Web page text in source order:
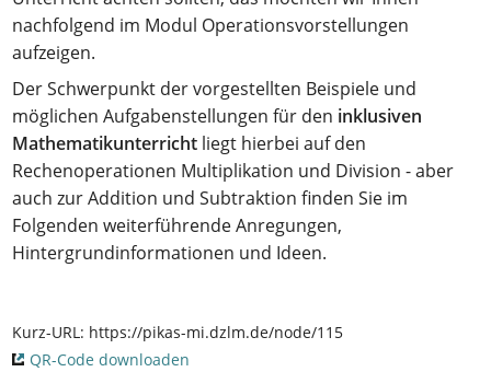
nachfolgend im Modul Operationsvorstellungen
aufzeigen.
Der Schwerpunkt der vorgestellten Beispiele und
möglichen Aufgabenstellungen für den inklusiven
Mathematikunterricht liegt hierbei auf den
Rechenoperationen Multiplikation und Division - aber
auch zur Addition und Subtraktion finden Sie im
Folgenden weiterführende Anregungen,
Hintergrundinformationen und Ideen.
Kurz-URL: https://pikas-mi.dzlm.de/node/115
QR-Code downloaden